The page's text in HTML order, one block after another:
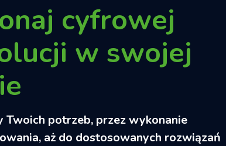
cyfrowej
w swojej
Twoich potrzeb, przez wykonanie
aż do dostosowanych rozwiązań